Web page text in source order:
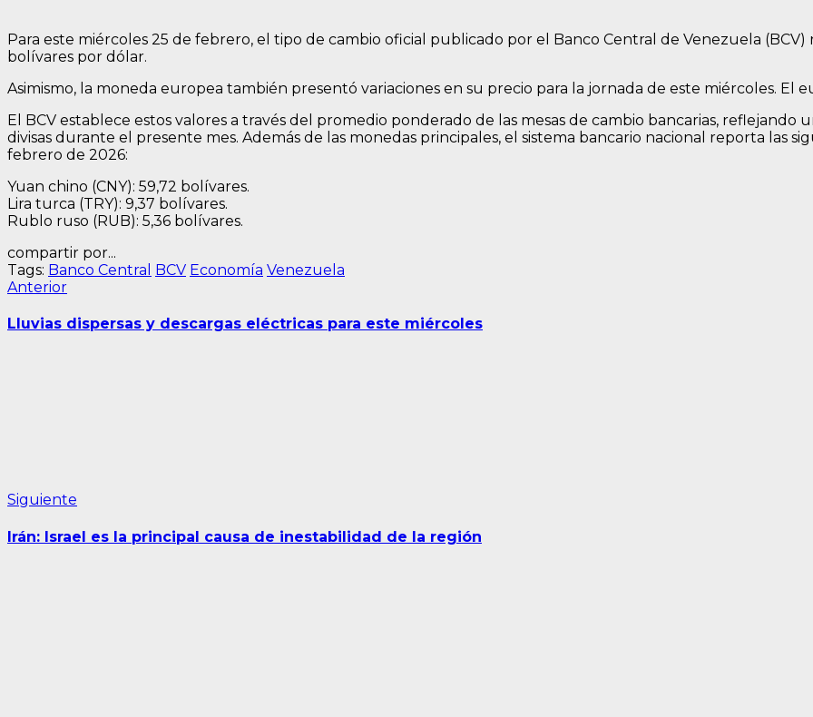
Para este miércoles 25 de febrero, el tipo de cambio oficial publicado por el Banco Central de Venezuela
bolívares por dólar.
Asimismo, la moneda europea también presentó variaciones en su precio para la jornada de este miércoles. El
El BCV establece estos valores a través del promedio ponderado de las mesas de cambio bancarias,
divisas durante el presente mes. Además de las monedas principales, el sistema bancario nacional reporta las
febrero de 2026:
Yuan chino (CNY): 59,72 bolívares.
Lira turca (TRY): 9,37 bolívares.
Rublo ruso (RUB): 5,36 bolívares.
compartir por...
Tags: Banco Central BCV Economía Venezuela
Navegación
de
AnteriorEntrada
Lluvias dispersas y descargas eléctricas para este miércoles
Siguiente
Irán: Israel es la principal causa de inestabilidad de la región